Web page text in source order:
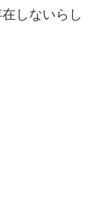
しないらし